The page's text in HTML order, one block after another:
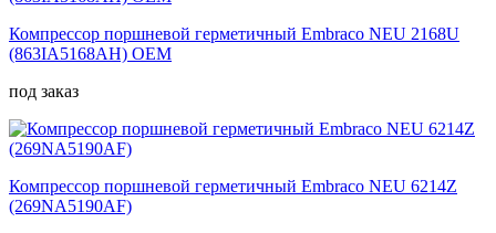
Компрессор поршневой герметичный Embraco NEU 2168U
(863IA5168AH) OEM
под заказ
Компрессор поршневой герметичный Embraco NEU 6214Z
(269NA5190AF)